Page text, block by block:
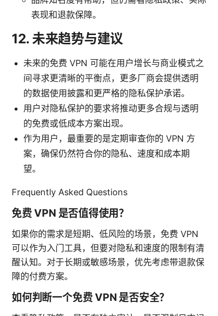
表现和退款保障。
12. 未来趋势与建议
未来的免费 VPN 可能在用户增长与商业模式之
间寻求更清晰的平衡点，更多厂商会提供透明
的数据使用披露和更严格的隐私保护承诺。
用户对隐私保护的要求将推动更多合规与透明
的免费或低成本方案出现。
作为用户，最重要的是定期审查你的 VPN 方
案，确保仍然符合你的隐私、速度和成本期
望。
Frequently Asked Questions
免费 VPN 是否值得使用？
如果你的需求是短期、低风险的场景，免费 VPN
可以作为入门工具，但要对隐私和速度的限制有清
醒认知。对于长期或敏感场景，优先考虑带退款保
障的付费方案。
如何判断一个免费 VPN 是否安全？